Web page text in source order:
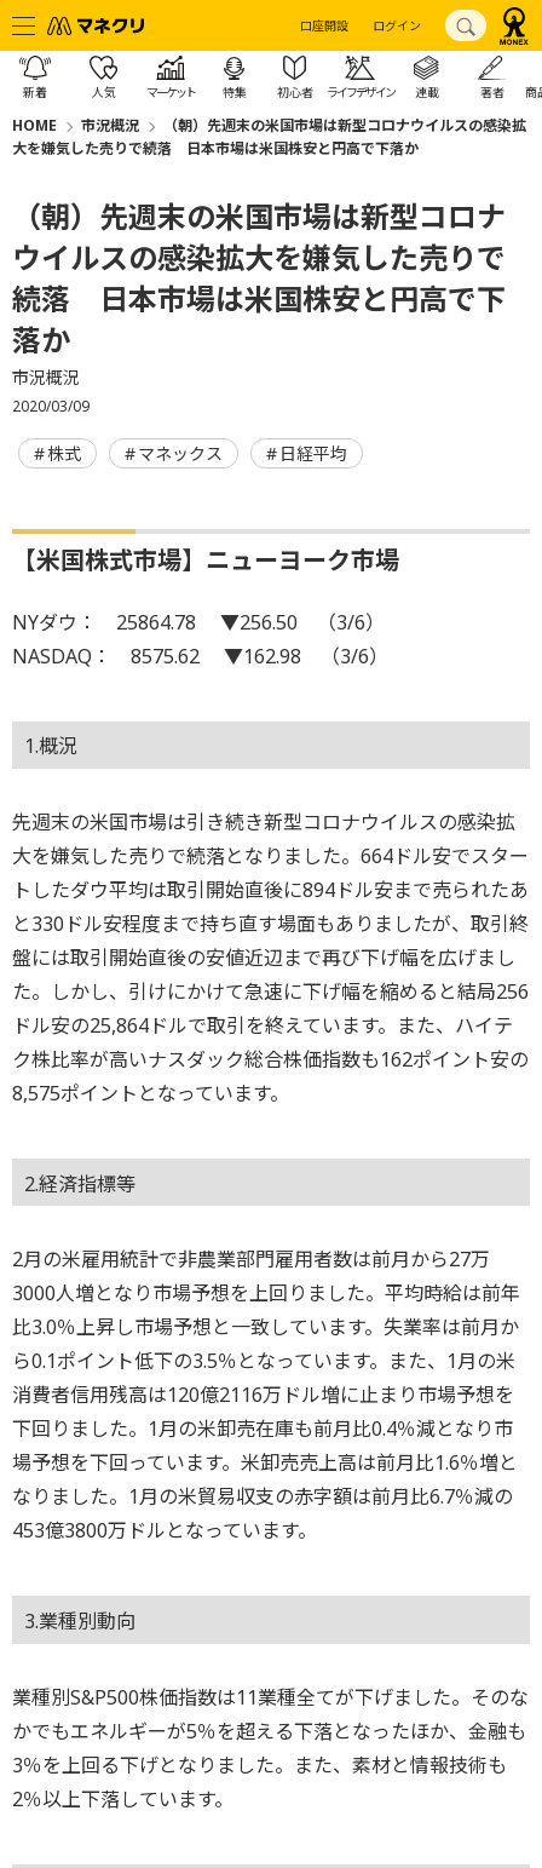
口座開設 ログイン
新着 人気 マーケット 特集 初心者 ライフデザイン 連載 著者 商
HOME 市況概況
（朝）先週末の米国市場は新型コロナウイルスの感染拡
大を嫌気した売りで続落 日本市場は米国株安と円高で下落か
（朝）先週末の米国市場は新型コロナ
ウイルスの感染拡大を嫌気した売りで
続落 日本市場は米国株安と円高で下
落か
市況概況
2020/03/09
株式 マネックス 日経平均
【米国株式市場】ニューヨーク市場
NYダウ： 25864.78 ▼256.50 （3/6）
NASDAQ： 8575.62 ▼162.98 （3/6）
1.概況
先週末の米国市場は引き続き新型コロナウイルスの感染拡
大を嫌気した売りで続落となりました。664ドル安でスター
トしたダウ平均は取引開始直後に894ドル安まで売られたあ
と330ドル安程度まで持ち直す場面もありましたが、取引終
盤には取引開始直後の安値近辺まで再び下げ幅を広げまし
た。しかし、引けにかけて急速に下げ幅を縮めると結局256
ドル安の25,864ドルで取引を終えています。また、ハイテ
ク株比率が高いナスダック総合株価指数も162ポイント安の
8,575ポイントとなっています。
2.経済指標等
2月の米雇用統計で非農業部門雇用者数は前月から27万
3000人増となり市場予想を上回りました。平均時給は前年
比3.0％上昇し市場予想と一致しています。失業率は前月か
ら0.1ポイント低下の3.5％となっています。また、1月の米
消費者信用残高は120億2116万ドル増に止まり市場予想を
下回りました。1月の米卸売在庫も前月比0.4％減となり市
場予想を下回っています。米卸売売上高は前月比1.6％増と
なりました。1月の米貿易収支の赤字額は前月比6.7％減の
453億3800万ドルとなっています。
3.業種別動向
業種別S&P500株価指数は11業種全てが下げました。そのな
かでもエネルギーが5％を超える下落となったほか、金融も
3％を上回る下げとなりました。また、素材と情報技術も
2％以上下落しています。